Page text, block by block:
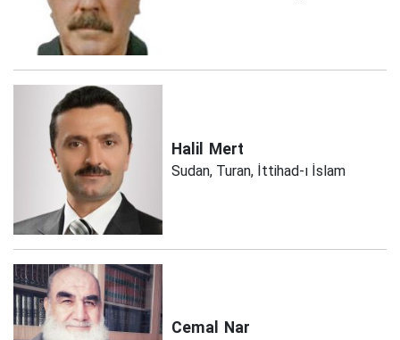
Halil Mert
Sudan, Turan, İttihad-ı İslam
Cemal Nar